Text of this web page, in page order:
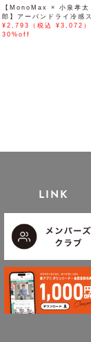
【MonoMax × 小泉孝太
郎】アーバンドライ冷感
スボタンダウンポロシャツ
「小泉孝太郎さん着用モデ
¥2,793（税込 ¥3,072）
30%off
LINK